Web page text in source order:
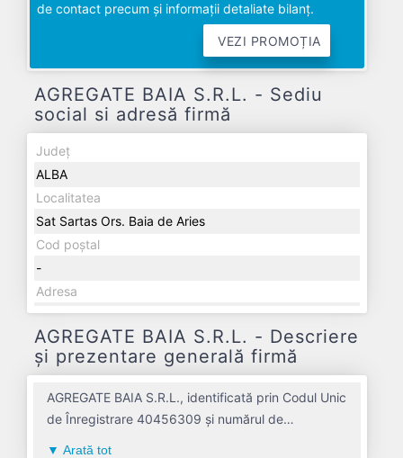
de contact precum și informații detaliate bilanț.
VEZI PROMOȚIA
AGREGATE BAIA S.R.L. - Sediu
social si adresă firmă
Județ
ALBA
Localitatea
Sat Sartas Ors. Baia de Aries
Cod poștal
-
Adresa
AGREGATE BAIA S.R.L. - Descriere
și prezentare generală firmă
AGREGATE BAIA S.R.L., identificată prin Codul Unic
de Înregistrare 40456309 și numărul de
Arată tot